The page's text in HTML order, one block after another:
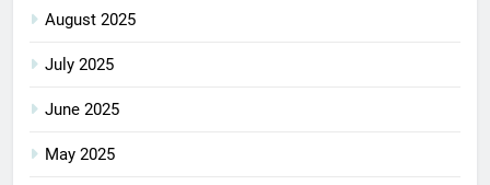
August 2025
July 2025
June 2025
May 2025